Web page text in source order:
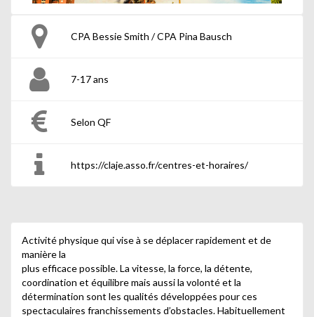
CPA Bessie Smith / CPA Pina Bausch
7-17 ans
Selon QF
https://claje.asso.fr/centres-et-horaires/
Activité physique qui vise à se déplacer rapidement et de
manière la
plus efficace possible. La vitesse, la force, la détente,
coordination et équilibre mais aussi la volonté et la
détermination sont les qualités développées pour ces
spectaculaires franchissements d’obstacles. Habituellement